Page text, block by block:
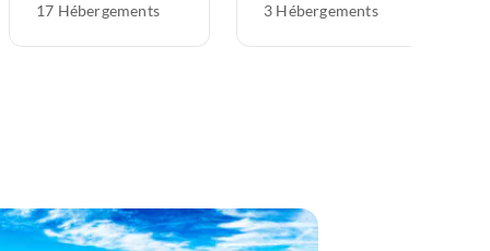
17 Hébergements 3 Hébergements